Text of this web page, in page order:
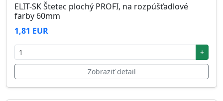
ELIT-SK Štetec plochý PROFI, na rozpúšťadlové
farby 60mm
1,81 EUR
+
Zobraziť detail